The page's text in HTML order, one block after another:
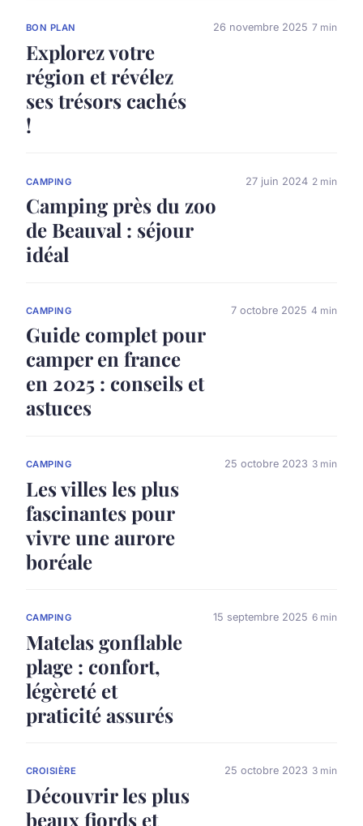
BON PLAN
Explorez votre
région et révélez
ses trésors cachés
!
26 novembre 2025 7 min
CAMPING
Camping près du zoo
de Beauval : séjour
idéal
27 juin 2024 2 min
CAMPING
Guide complet pour
camper en france
en 2025 : conseils et
astuces
7 octobre 2025 4 min
CAMPING
Les villes les plus
fascinantes pour
vivre une aurore
boréale
25 octobre 2023 3 min
CAMPING
Matelas gonflable
plage : confort,
légèreté et
praticité assurés
15 septembre 2025 6 min
CROISIÈRE
Découvrir les plus
beaux fjords et
25 octobre 2023 3 min